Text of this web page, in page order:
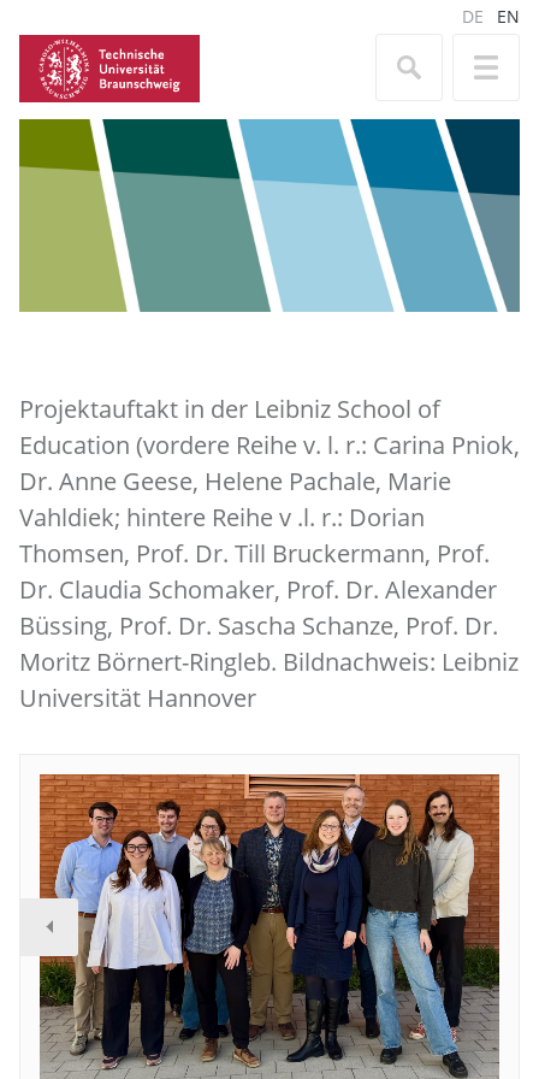
DE EN
Projektauftakt in der Leibniz School of
Education (vordere Reihe v. l. r.: Carina Pniok,
Dr. Anne Geese, Helene Pachale, Marie
Vahldiek; hintere Reihe v .l. r.: Dorian
Thomsen, Prof. Dr. Till Bruckermann, Prof.
Dr. Claudia Schomaker, Prof. Dr. Alexander
Büssing, Prof. Dr. Sascha Schanze, Prof. Dr.
Moritz Börnert-Ringleb. Bildnachweis: Leibniz
Universität Hannover